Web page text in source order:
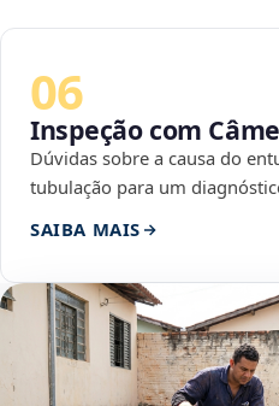
06
Inspeção com
Dúvidas sobre a causa do
tubulação para um
SAIBA MAIS